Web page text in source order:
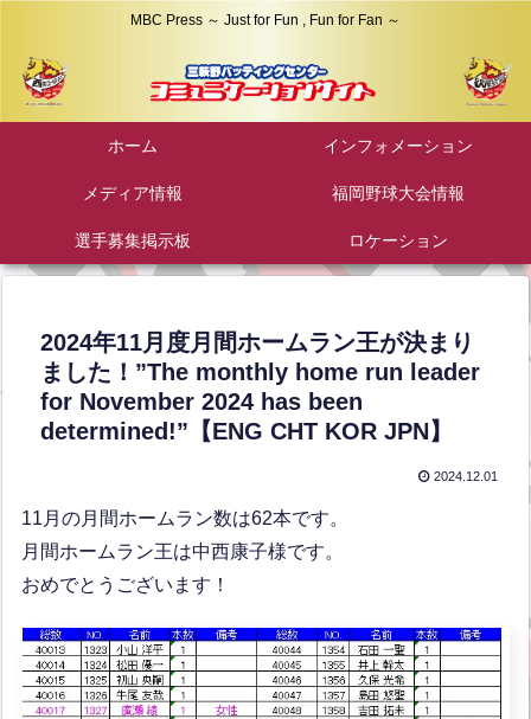
MBC Press ～ Just for Fun , Fun for Fan ～
ホーム インフォメーション
メディア情報 福岡野球大会情報
選手募集掲示板 ロケーション
2024年11月度月間ホームラン王が決まり
ました！”The monthly home run leader
for November 2024 has been
determined!”【ENG CHT KOR JPN】
2024.12.01
11月の月間ホームラン数は62本です。
月間ホームラン王は中西康子様です。
おめでとうございます！